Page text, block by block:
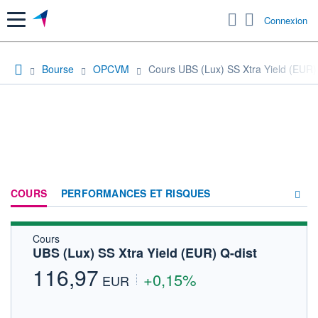
Menu Connexion
Bourse OPCVM Cours UBS (Lux) SS Xtra Yield
COURS PERFORMANCES ET RISQUES
FORUM
Cours
UBS (Lux) SS Xtra Yield (EUR) Q-dist
116,97 EUR +0,15%